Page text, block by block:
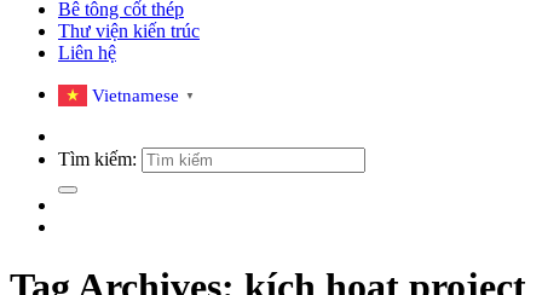
Bê tông cốt thép
Thư viện kiến trúc
Liên hệ
Vietnamese ▼
Tìm kiếm:
Tag Archives: kích hoạt project